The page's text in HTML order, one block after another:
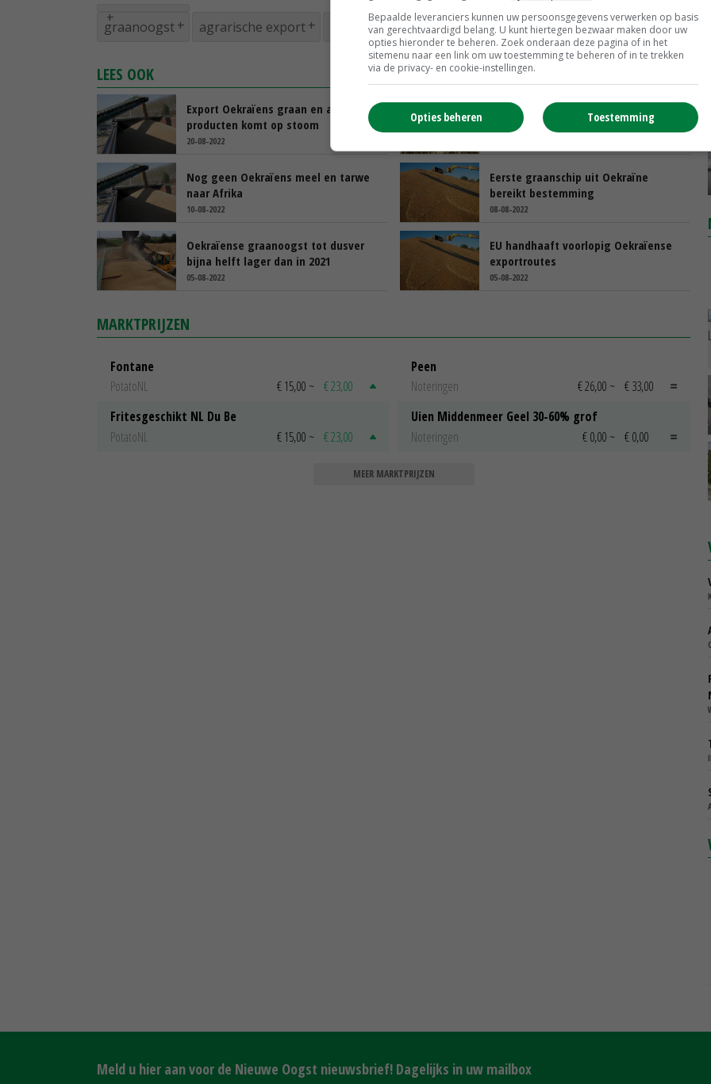
graanoogst agrarische export Oekraïne Agrifirm
LEES OOK
Export Oekraïens graan en andere
producten komt op stoom
20-08-2022
Agrifirm: hoge graanopbrengst en
goede kwaliteit
Nog geen Oekraïens meel en tarwe
naar Afrika
10-08-2022
Eerste graanschip uit Oekraïne
bereikt bestemming
08-08-2022
Oekraïense graanoogst tot dusver
bijna helft lager dan in 2021
05-08-2022
EU handhaaft voorlopig Oekraïense
exportroutes
05-08-2022
MARKTPRIJZEN
Fontane
PotatoNL
€ 15,00 ~ € 23,00
Fritesgeschikt NL Du Be
PotatoNL
€ 15,00 ~ € 23,00
Peen
Noteringen
€ 26,00 ~ € 33,00
Uien Middenmeer Geel 30-60% grof
Noteringen
€ 0,00 ~ € 0,00
MEER MARKTPRIJZEN
Meld u hier aan voor de Nieuwe Oogst nieuwsbrief! Dagelijks in uw mailbox
Bepaalde leveranciers kunnen uw persoonsgegevens verwerken op basis
van gerechtvaardigd belang. U kunt hiertegen bezwaar maken door uw
opties hieronder te beheren. Zoek onderaan deze pagina of in het
sitemenu naar een link om uw toestemming te beheren of in te trekken
via de privacy- en cookie-instellingen.
Toestemming
Opties beheren